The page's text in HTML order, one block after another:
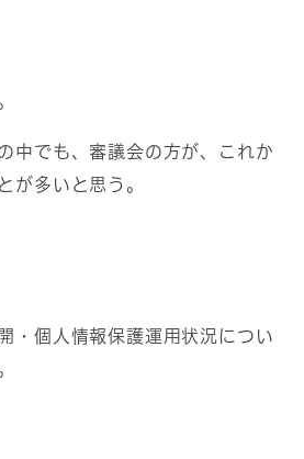
中でも、審議会の方が、これか
が多いと思う。
・個人情報保護運用状況につい